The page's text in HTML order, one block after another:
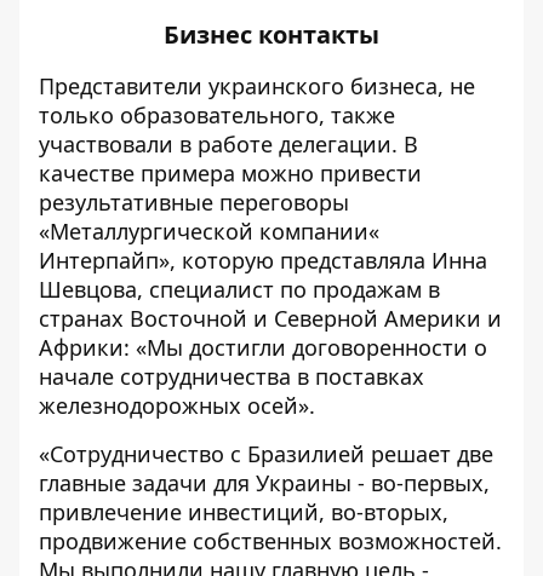
Бизнес контакты
Представители украинского бизнеса, не
только образовательного, также
участвовали в работе делегации. В
качестве примера можно привести
результативные переговоры
«Металлургической компании«
Интерпайп», которую представляла Инна
Шевцова, специалист по продажам в
странах Восточной и Северной Америки и
Африки: «Мы достигли договоренности о
начале сотрудничества в поставках
железнодорожных осей».
«Сотрудничество с Бразилией решает две
главные задачи для Украины - во-первых,
привлечение инвестиций, во-вторых,
продвижение собственных возможностей.
Мы выполнили нашу главную цель -